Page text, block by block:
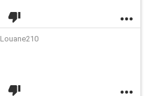
Louane210